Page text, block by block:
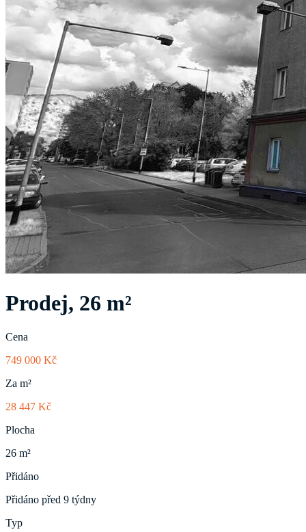
Prodej, 26 m²
Cena
749 000 Kč
Za m²
28 447 Kč
Plocha
26 m²
Přidáno
Přidáno před 9 týdny
Typ